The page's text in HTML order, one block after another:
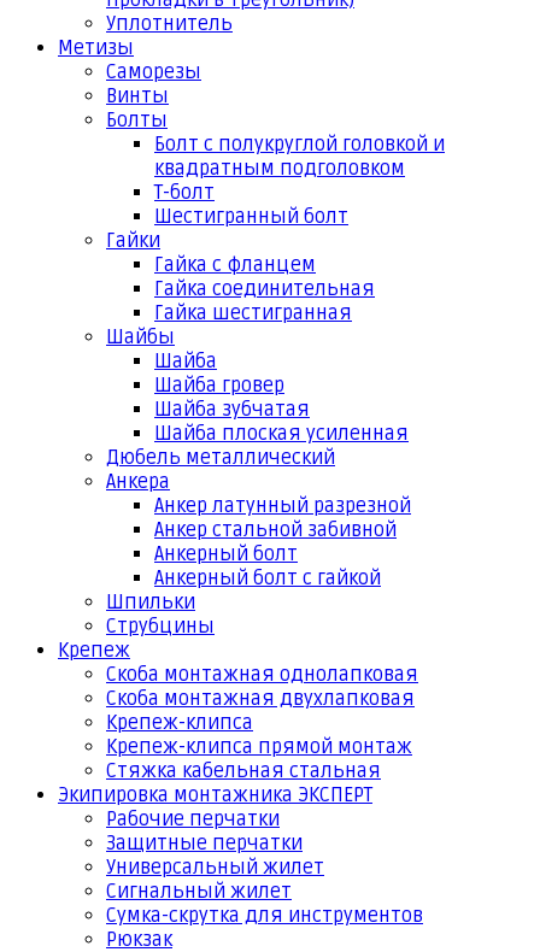
Уплотнитель
Метизы
Саморезы
Винты
Болты
Болт с полукруглой головкой и
квадратным подголовком
Т-болт
Шестигранный болт
Гайки
Гайка с фланцем
Гайка соединительная
Гайка шестигранная
Шайбы
Шайба
Шайба гровер
Шайба зубчатая
Шайба плоская усиленная
Дюбель металлический
Анкера
Анкер латунный разрезной
Анкер стальной забивной
Анкерный болт
Анкерный болт с гайкой
Шпильки
Струбцины
Крепеж
Скоба монтажная однолапковая
Скоба монтажная двухлапковая
Крепеж-клипса
Крепеж-клипса прямой монтаж
Стяжка кабельная стальная
Экипировка монтажника ЭКСПЕРТ
Рабочие перчатки
Защитные перчатки
Универсальный жилет
Сигнальный жилет
Сумка-скрутка для инструментов
Рюкзак